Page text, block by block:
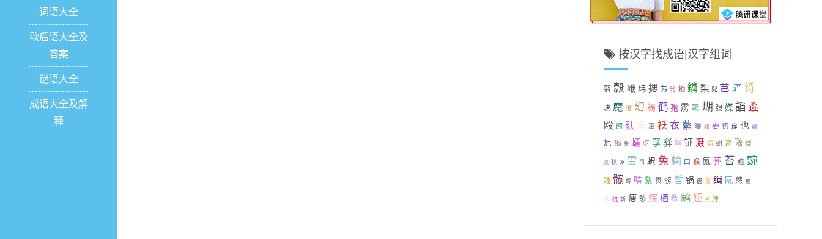
词语大全
歇后语大全及
答案
谜语大全
成语大全及解
释
按汉字找成语|汉字组词
翦 豰 峨 玮 揌 艿 笥 牠 鏻 梨 髡 芑 浐 锊
玦 魔 绻 幻 蠋 鹤 孢 雳 靸 煳 弢 媒 謟 蟊
殴 阙 麸 坻 茁 袄 衣 蘩 曝 猺 枣 忉 戽 也 觑
尪 猲 訾 蜻 呀 罦 驿 輶 钲 滠 娟 蛆 遆 啾 餐
筴 鞅 泠 雷 司 蚇 兔 蝓 由 猴 氮 葬 苔 逾 豌
鐇 髋 螈 哢 繁 贵 髈 哲 锅 瘩 蓬 缉 阮 怹 槱
秒 扤 斩 瘦 慹 烷 栖 欷 鹒 娅 粪 胛